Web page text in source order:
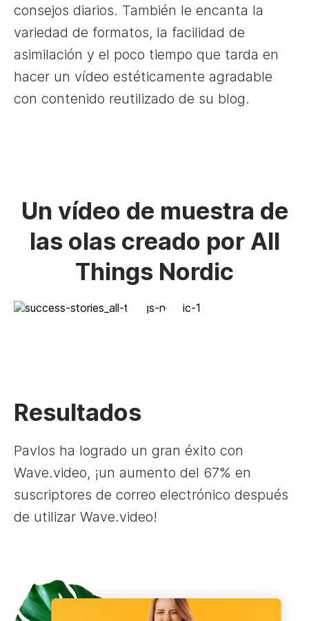
consejos diarios. También le encanta la
variedad de formatos, la facilidad de
asimilación y el poco tiempo que tarda en
hacer un vídeo estéticamente agradable
con contenido reutilizado de su blog.
Un vídeo de muestra de
las olas creado por All
Things Nordic
Resultados
Pavlos ha logrado un gran éxito con
Wave.video, ¡un aumento del 67% en
suscriptores de correo electrónico después
de utilizar Wave.video!